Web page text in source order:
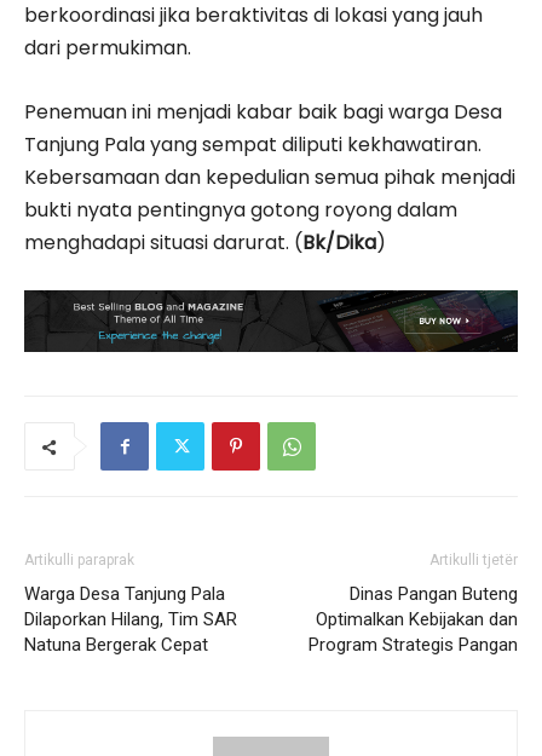
berkoordinasi jika beraktivitas di lokasi yang jauh
dari permukiman.
Penemuan ini menjadi kabar baik bagi warga Desa
Tanjung Pala yang sempat diliputi kekhawatiran.
Kebersamaan dan kepedulian semua pihak menjadi
bukti nyata pentingnya gotong royong dalam
menghadapi situasi darurat. (Bk/Dika)
Artikulli paraprak
Warga Desa Tanjung Pala
Dilaporkan Hilang, Tim SAR
Natuna Bergerak Cepat
Artikulli tjetër
Dinas Pangan Buteng
Optimalkan Kebijakan dan
Program Strategis Pangan